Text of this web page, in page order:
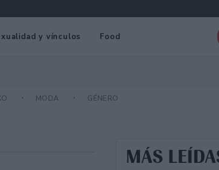
y vínculos Food
MODA GÉNERO
MÁS